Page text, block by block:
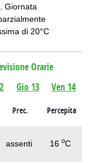
Giornata
di 20°C
Orarie
Gio 13 Ven 14
Prec. Percepita
assenti 16 oC